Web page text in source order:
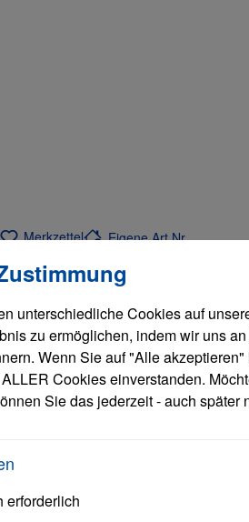
Merkzettel Eigene Art.Nr.
Cookies, um eine
unterschiedliche Cookies auf
zu ermöglichen, indem wir uns
Wenn Sie auf "Alle
Cookies einverstanden.
Sie das jederzeit - auch später
erforderlich